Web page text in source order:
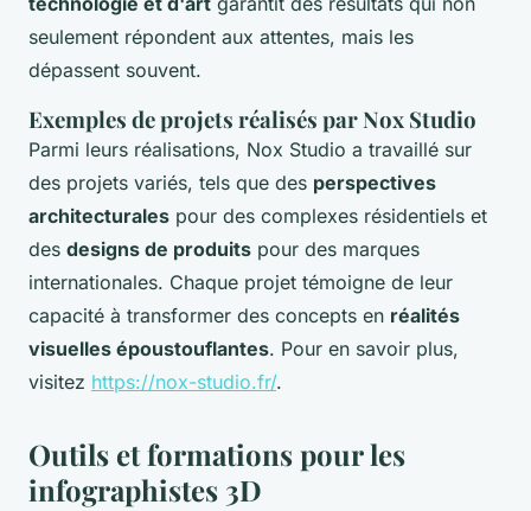
seulement répondent aux attentes, mais les
dépassent souvent.
Exemples de projets réalisés par Nox Studio
Parmi leurs réalisations, Nox Studio a travaillé sur
des projets variés, tels que des perspectives
architecturales pour des complexes résidentiels et
des designs de produits pour des marques
internationales. Chaque projet témoigne de leur
capacité à transformer des concepts en réalités
visuelles époustouflantes. Pour en savoir plus,
visitez https://nox-studio.fr/.
Outils et formations pour les
infographistes 3D